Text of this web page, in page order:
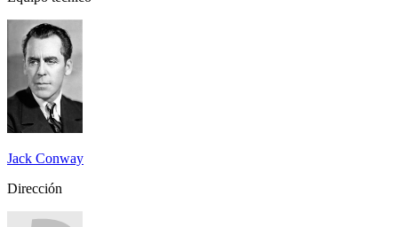
Jack Conway
Dirección